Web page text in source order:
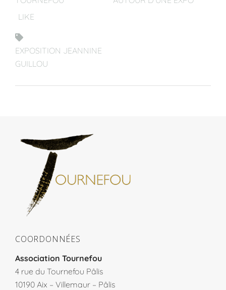
LIKE
EXPOSITION JEANNINE
GUILLOU
COORDONNÉES
Association Tournefou
4 rue du Tournefou Pâlis
10190 Aix – Villemaur – Pâlis